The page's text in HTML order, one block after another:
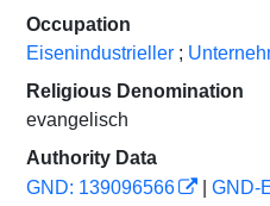
Occupation
Eisenindustrieller ;
Religious Denomination
evangelisch
Authority Data
GND: 139096566
GND-